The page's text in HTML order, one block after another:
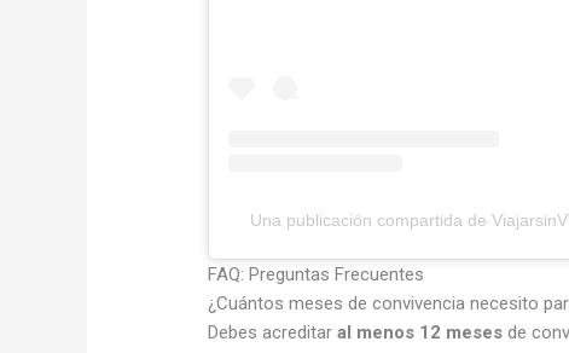
Una publicación compartida de
FAQ: Preguntas Frecuentes
¿Cuántos meses de convivencia necesito
Debes acreditaral menos 12 meses de